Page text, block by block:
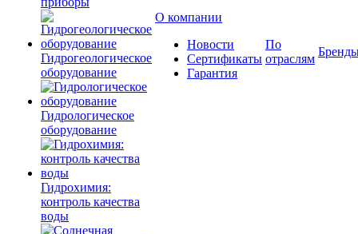
Гидрогеологическое
оборудование
Гидрологическое
оборудование
Гидрохимия:
контроль качества
воды
О компании
Новости
Сертификаты
Гарантия
По
отраслям